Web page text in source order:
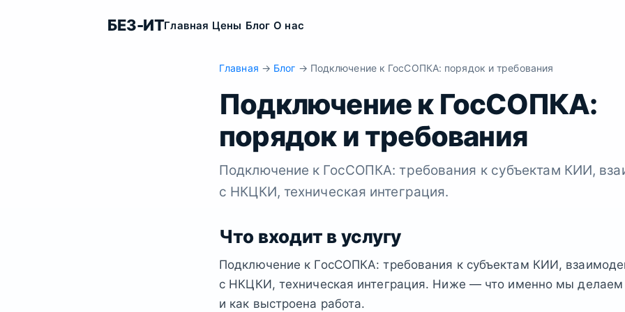
БЕЗ-ИТГлавная Цены Блог О нас
Главная → Блог → Подключение к ГосСОПКА: порядок и требования
Подключение к ГосСОПКА:
порядок и требования
Подключение к ГосСОПКА: требования к субъектам КИИ,
с НКЦКИ, техническая интеграция.
Что входит в услугу
Подключение к ГосСОПКА: требования к субъектам КИИ,
с НКЦКИ, техническая интеграция. Ниже — что именно мы делаем
и как выстроена работа.